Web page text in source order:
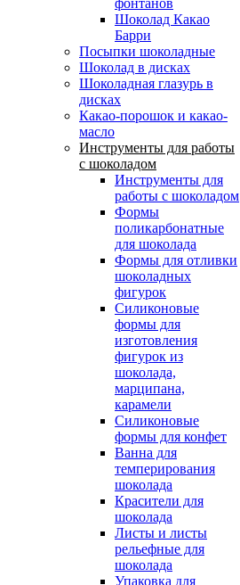
фонтанов
Шоколад Какао
Барри
Посыпки шоколадные
Шоколад в дисках
Шоколадная глазурь в
дисках
Какао-порошок и какао-
масло
Инструменты для работы
с шоколадом
Инструменты для
работы с шоколадом
Формы
поликарбонатные
для шоколада
Формы для отливки
шоколадных
фигурок
Силиконовые
формы для
изготовления
фигурок из
шоколада,
марципана,
карамели
Силиконовые
формы для конфет
Ванна для
темперирования
шоколада
Красители для
шоколада
Листы и листы
рельефные для
шоколада
Упаковка для